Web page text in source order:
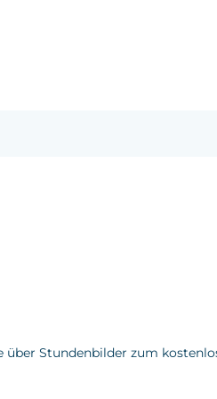
über Stundenbilder zum